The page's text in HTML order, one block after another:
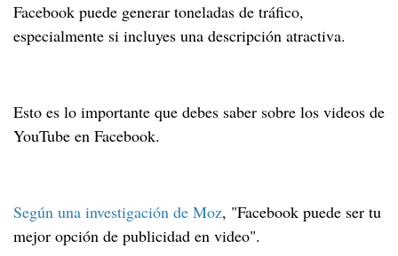
Facebook puede generar toneladas de tráfico,
especialmente si incluyes una descripción atractiva.
Esto es lo importante que debes saber sobre los videos de
YouTube en Facebook.
Según una investigación de Moz, "Facebook puede ser tu
mejor opción de publicidad en video".